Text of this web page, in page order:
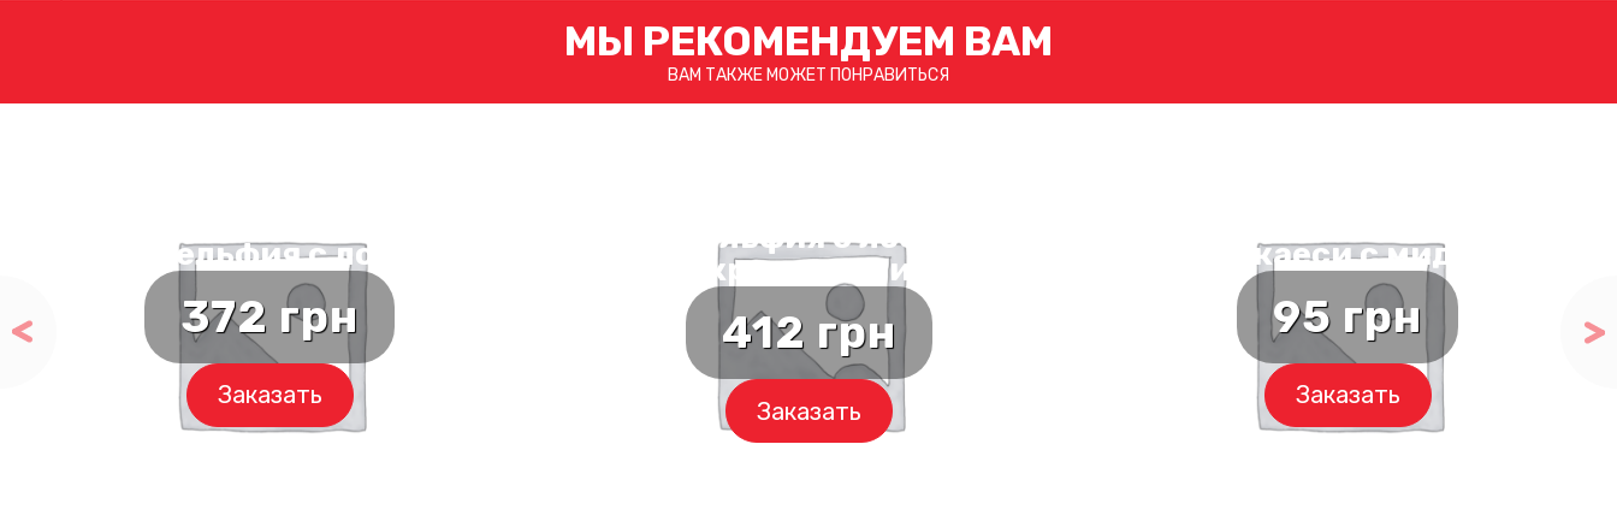
МЫ РЕКОМЕНДУЕМ ВАМ
ВАМ ТАКЖЕ МОЖЕТ ПОНРАВИТЬСЯ
Филадельфия с лососем
372 грн
Заказать
Филадельфия с лососем и
креветками
412 грн
Заказать
Маки каеси с мидиями
95 грн
Заказать